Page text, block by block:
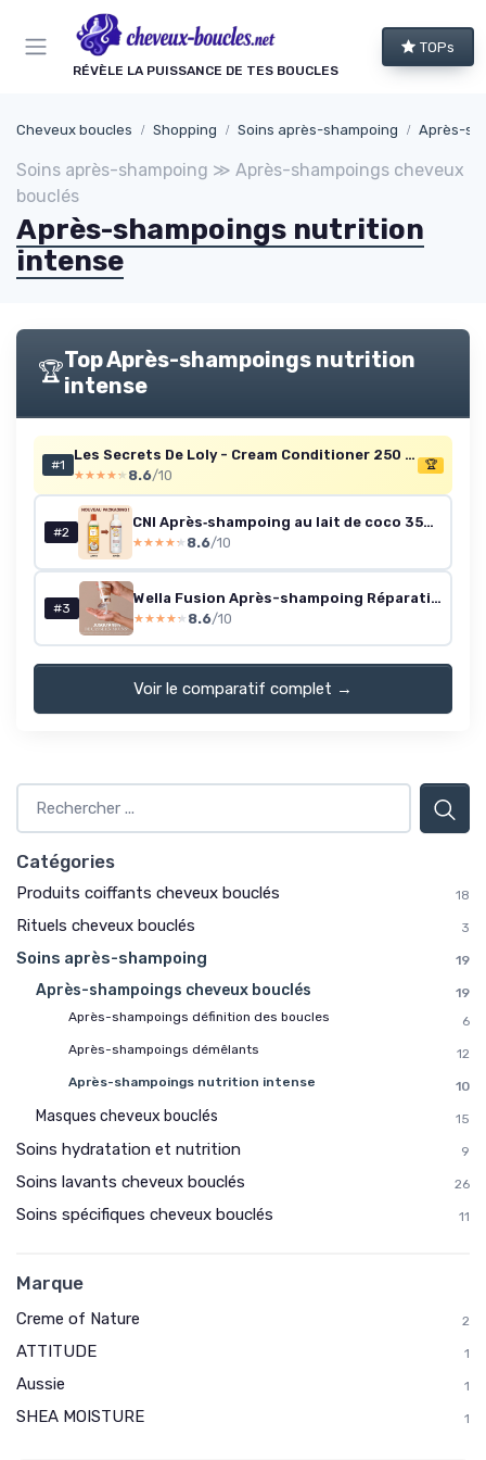
RÉVÈLE LA PUISSANCE DE TES BOUCLES
TOPs
Cheveux boucles Shopping Soins après-shampoing Après-
Soins après-shampoing ≫ Après-shampoings cheveux
bouclés
Après-shampoings nutrition
intense
🏆Top Après-shampoings nutrition
intense
#1
Les Secrets De Loly - Cream Conditioner 250 ml
★★★★★
★★★★★ 8.6/10
🏆
#2
CNI Après‑shampoing au lait de coco 354 ml
★★★★★
★★★★★ 8.6/10
#3
Wella Fusion Après-shampoing Réparation Intense 1 L
★★★★★
★★★★★ 8.6/10
Voir le comparatif complet →
Catégories
Produits coiffants cheveux bouclés 18
Rituels cheveux bouclés 3
Soins après-shampoing 19
Après-shampoings cheveux bouclés
19
Après-shampoings définition des boucles
6
Après-shampoings démêlants
12
Après-shampoings nutrition intense
10
Masques cheveux bouclés 15
Soins hydratation et nutrition 9
Soins lavants cheveux bouclés 26
Soins spécifiques cheveux bouclés 11
Marque
Creme of Nature 2
ATTITUDE 1
Aussie 1
SHEA MOISTURE 1
Panneau de gestion des cookies